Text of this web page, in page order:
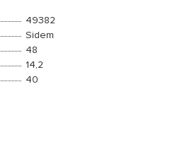
49382
Sidem
48
14,2
40